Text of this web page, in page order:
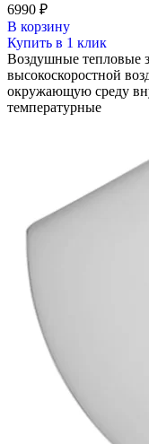
6990 ₽
В корзину
Купить в 1 клик
Воздушные тепловые
высокоскоростной
окружающую среду
температурные